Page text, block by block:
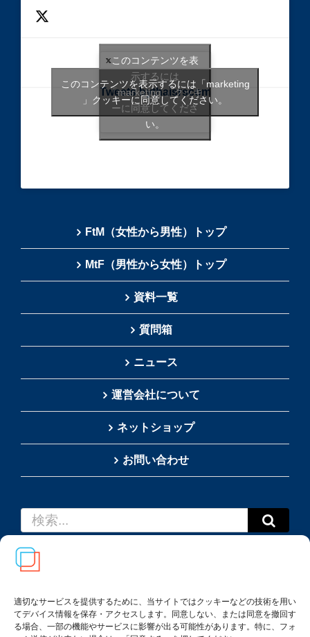
適切なサービスを提供するために、当サイトではクッキーなどの技術を用い
てデバイス情報を保存・アクセスします。同意しない、または同意を撤回す
る場合、一部の機能やサービスに影響が出る可能性があります。特に、フォ
Tweets bythaisrscom
このコンテンツを表
示するには
「marketing 」クッキ
ーに同意してくださ
い。
このコンテンツを表示するには「marketing
」クッキーに同意してください。
FtM（女性から男性）トップ
MtF（男性から女性）トップ
資料一覧
質問箱
ニュース
運営会社について
ネットショップ
お問い合わせ
索
…
Copyright(c) 2002-2026Thai SRS Guide Center. All